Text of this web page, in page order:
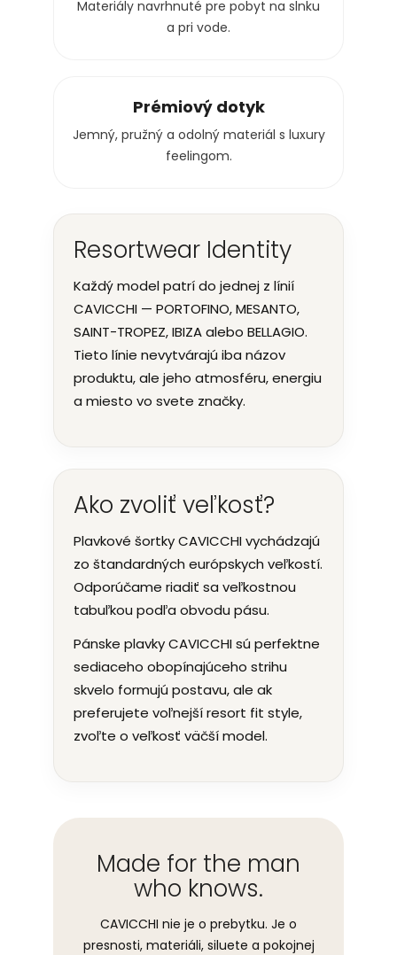
Materiály navrhnuté pre pobyt na slnku
a pri vode.
Prémiový dotyk
Jemný, pružný a odolný materiál s luxury
feelingom.
Resortwear Identity
Každý model patrí do jednej z línií
CAVICCHI — PORTOFINO, MESANTO,
SAINT-TROPEZ, IBIZA alebo BELLAGIO.
Tieto línie nevytvárajú iba názov
produktu, ale jeho atmosféru, energiu
a miesto vo svete značky.
Ako zvoliť veľkosť?
Plavkové šortky CAVICCHI vychádzajú
zo štandardných európskych veľkostí.
Odporúčame riadiť sa veľkostnou
tabuľkou podľa obvodu pásu.
Pánske plavky CAVICCHI sú perfektne
sediaceho obopínajúceho strihu
skvelo formujú postavu, ale ak
preferujete voľnejší resort fit style,
zvoľte o veľkosť väčší model.
Made for the man
who knows.
CAVICCHI nie je o prebytku. Je o
presnosti, materiáli, siluete a pokojnej